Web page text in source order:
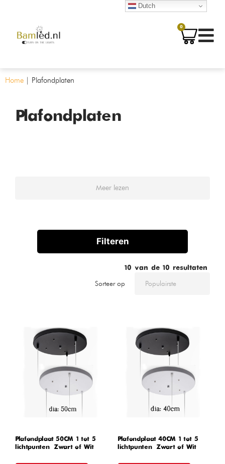
0
Home | Plafondplaten
Plafondplaten
Meer lezen
Filteren
10 van de 10 resultaten
Sorteer op
Plafondplaat 50CM 1 tot 5
lichtpunten – Zwart of Wit
Plafondplaat 40CM 1 tot 5
lichtpunten – Zwart of Wit
Dutch